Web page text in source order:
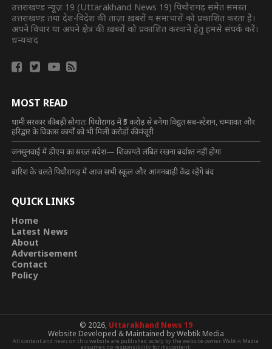
उत्तराखण्ड न्यूज़ 19 (Uttarakhand News 19) पिथौरागढ़ समेत समस्त
उत्तराखण्ड तथा देश-विदेश की ताज़ा ख़बरों व समाचारों को प्रकाशित करता है।
अपने विचार या अपने क्षेत्र की ख़बरों को प्रकाशित करवाने हेतु हमसे संपर्क करें।
धन्यवाद
MOST READ
धामी सरकार की बड़ी सौगात: पिथौरागढ़ में ₹5 करोड़ से बनेगा विद्युत सब-स्टेशन, चम्पावत और
हरिद्वार के विकास कार्यों को भी मिली करोड़ों की मंजूरी
जनसुनवाई में डीएम का सख्त संदेश— शिकायतें लंबित रखना बर्दाश्त नहीं होगा
बारिश के चलते पिथौरागढ़ में आज सभी स्कूल और आंगनबाड़ी केंद्र रहेंगे बंद
QUICK LINKS
Home
Latest News
About
Advertisement
Contact
Policy
© 2026, Uttarakhand News 19
Website Developed & Maintained by Webtik Media
All content and news on this website are published solely by the website owner. Webtik Media
assumes no responsibility for its content.